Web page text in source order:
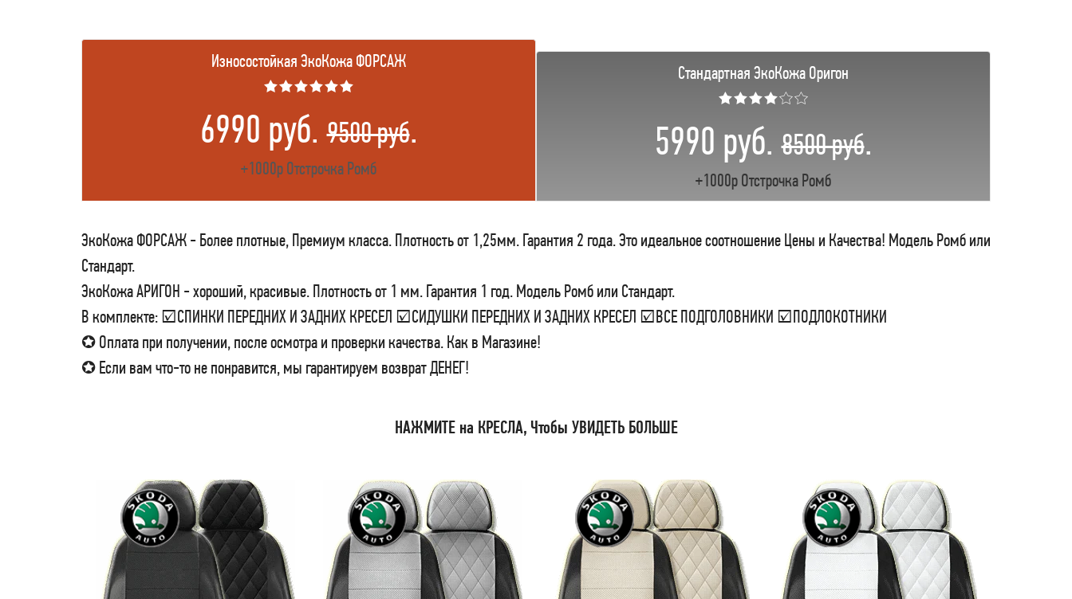
Износостойкая ЭкоКожа ФОРСАЖ
★★★★★★
6990 руб.9500 руб.
+1000р Отстрочка Ромб
Стандартная ЭкоКожа Оригон
★★★★☆☆
5990 руб.8500 руб.
+1000р Отстрочка Ромб
ЭкоКожа ФОРСАЖ - Более плотные, Премиум класса. Плотность от 1,25мм. Гарантия 2 года. Это идеальное соотношение Цены и Качества! Модель Ромб или
Стандарт.
ЭкоКожа АРИГОН - хороший, красивые. Плотность от 1 мм. Гарантия 1 год. Модель Ромб или Стандарт.
В комплекте: ☑СПИНКИ ПЕРЕДНИХ И ЗАДНИХ КРЕСЕЛ ☑СИДУШКИ ПЕРЕДНИХ И ЗАДНИХ КРЕСЕЛ ☑ВСЕ ПОДГОЛОВНИКИ ☑ПОДЛОКОТНИКИ
✪ Оплата при получении, после осмотра и проверки качества. Как в Магазине!
✪ Если вам что-то не понравится, мы гарантируем возврат ДЕНЕГ!
НАЖМИТЕ на КРЕСЛА, Чтобы УВИДЕТЬ БОЛЬШЕ